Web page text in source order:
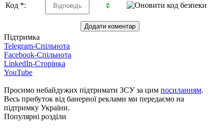
Код *:
Підтримка
Telegram-Спільнота
Facebook-Спільнота
LinkedIn-Сторінка
YouTube
Просимо небайдужих підтримати ЗСУ за цим посиланням.
Весь прибуток від банерної реклами ми передаємо на
підтримку України.
Популярні розділи